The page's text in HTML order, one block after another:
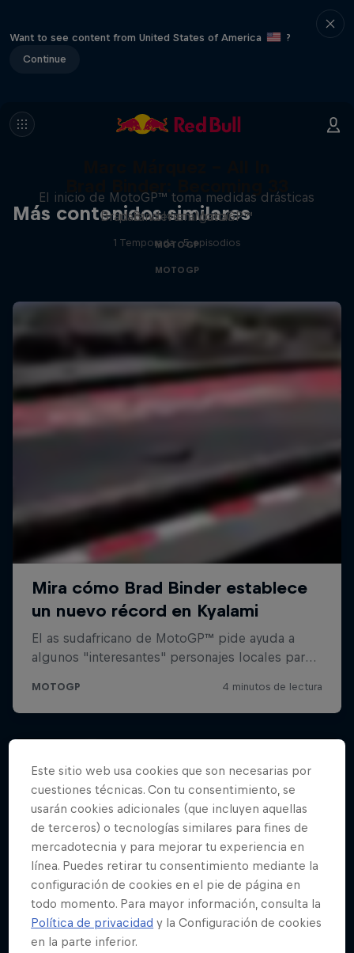
Want to see content from United States of America
?
Continue
Más contenidos similares
Brad Binder en MotoGP™
MOTOGP
El inicio de MotoGP™ toma medidas drásticas
para volver a ganar.
1 Temporada · 5 episodios
MOTOGP
Este sitio web usa cookies que son necesarias por
cuestiones técnicas. Con tu consentimiento, se
usarán cookies adicionales (que incluyen aquellas
de terceros) o tecnologías similares para fines de
mercadotecnia y para mejorar tu experiencia en
línea. Puedes retirar tu consentimiento mediante la
configuración de cookies en el pie de página en
todo momento. Para mayor información, consulta la
Política de privacidad y la Configuración de cookies
en la parte inferior.